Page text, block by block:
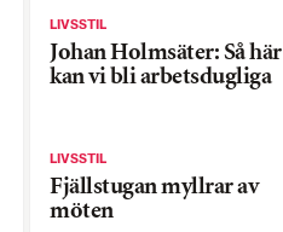
LIVSSTIL
Johan Holmsäter: Så här
kan vi bli arbetsdugliga
LIVSSTIL
Fjällstugan myllrar av
möten